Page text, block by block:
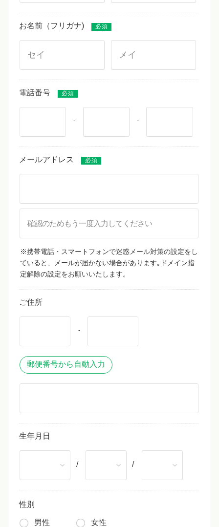
お名前（フリガナ) 必須
電話番号 必須
- -
メールアドレス 必須
※携帯電話・スマートフォンで迷惑メール対策の設定をし
ていると、メールが届かない場合があります｡ドメイン指
定解除の設定をお願いいたします。
ご住所
-
郵便番号から自動入力
生年月日
/ /
性別
男性 女性